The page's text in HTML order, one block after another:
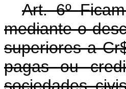
Art. 6º
mediante o
superiores a
pagas ou